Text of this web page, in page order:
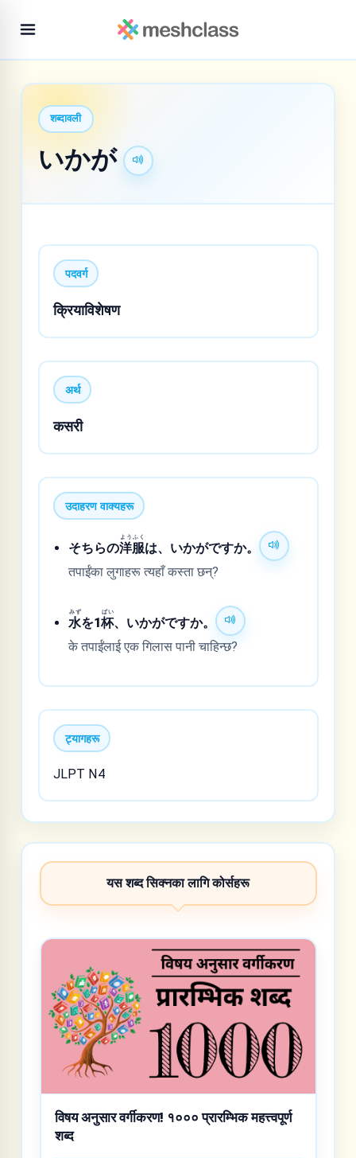
शब्दावली
いかが
पदवर्ग
क्रियाविशेषण
अर्थ
कसरी
उदाहरण वाक्यहरू
そちらの洋
よう
服
ふく
は、いかがですか。
तपाईंका लुगाहरू त्यहाँ कस्ता छन्?
水
みず
を1杯
ぱい
、いかがですか。
के तपाईंलाई एक गिलास पानी चाहिन्छ?
ट्यागहरू
JLPT N4
यस शब्द सिक्नका लागि कोर्सहरू
विषय अनुसार वर्गीकरण! १००० प्रारम्भिक महत्त्वपूर्ण
शब्द